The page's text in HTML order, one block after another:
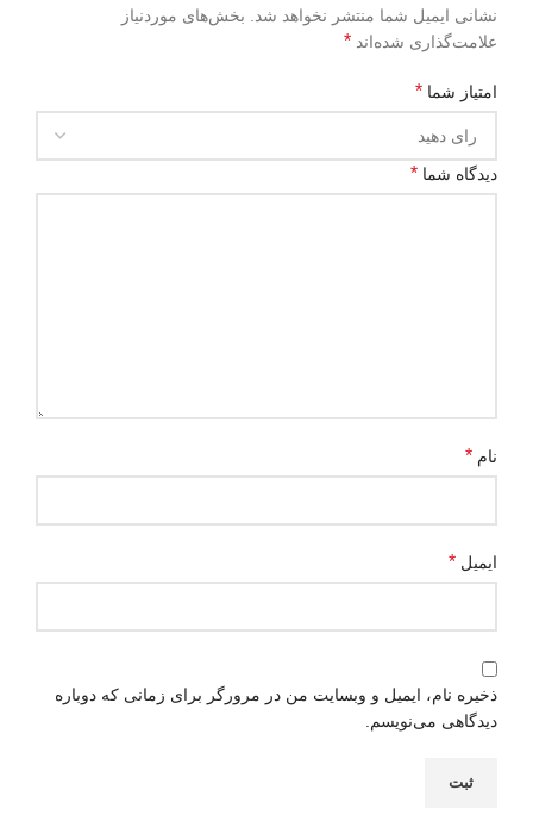
نشانی ایمیل شما منتشر نخواهد شد.
بخش‌های موردنیاز
علامت‌گذاری شده‌اند *
امتیاز شما *
دیدگاه شما *
نام *
ایمیل *
ذخیره نام، ایمیل و وبسایت من در مرورگر برای زمانی که دوباره
دیدگاهی می‌نویسم.